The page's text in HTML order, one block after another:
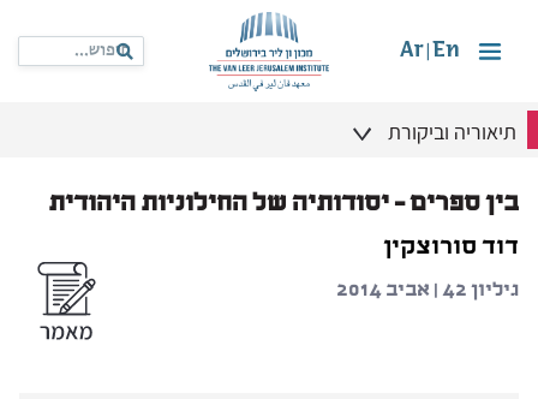
En
Ar
תיאוריה וביקורת
בין ספרים – יסודותיה של החילוניות היהודית
דוד סורוצקין
גיליון 42 | אביב 2014